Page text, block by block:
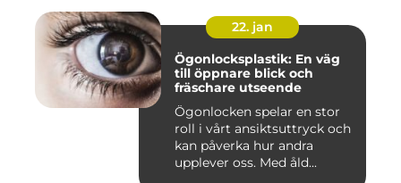
22. jan
Ögonlocksplastik: En väg
till öppnare blick och
fräschare utseende
Ögonlocken spelar en stor
roll i vårt ansiktsuttryck och
kan påverka hur andra
upplever oss. Med åld...